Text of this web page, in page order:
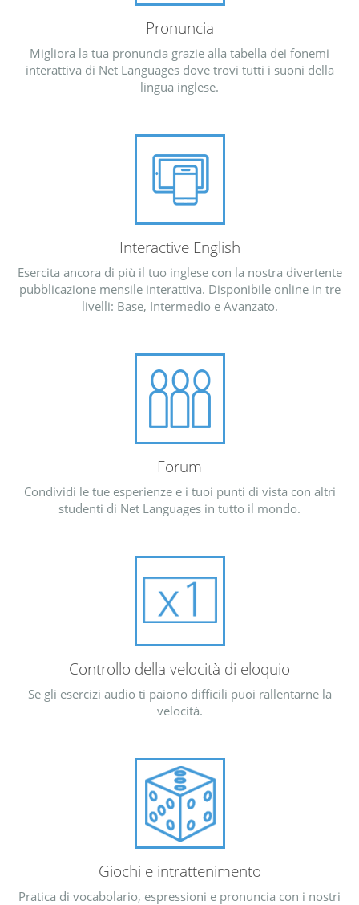
Pronuncia
Migliora la tua pronuncia grazie alla tabella dei fonemi
interattiva di Net Languages dove trovi tutti i suoni della
lingua inglese.
Interactive English
Esercita ancora di più il tuo inglese con la nostra divertente
pubblicazione mensile interattiva. Disponibile online in tre
livelli: Base, Intermedio e Avanzato.
Forum
Condividi le tue esperienze e i tuoi punti di vista con altri
studenti di Net Languages in tutto il mondo.
Controllo della velocità di eloquio
Se gli esercizi audio ti paiono difficili puoi rallentarne la
velocità.
Giochi e intrattenimento
Pratica di vocabolario, espressioni e pronuncia con i nostri